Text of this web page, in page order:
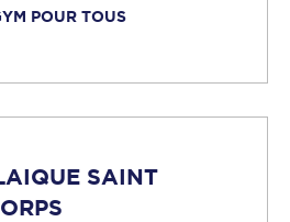
POUR TOUS
SAINT